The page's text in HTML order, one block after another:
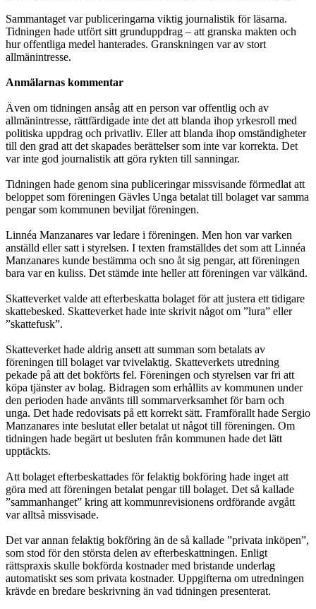
Sammantaget var publiceringarna viktig journalistik för läsarna.
Tidningen hade utfört sitt grunduppdrag – att granska makten och
hur offentliga medel hantera­des. Granskningen var av stort
allmänintresse.
Anmälarnas kommentar
Även om tidningen ansåg att en person var offentlig och av
allmänintresse, rätt­färdigade inte det att blanda ihop yrkesroll med
politiska uppdrag och privatliv. Eller att blanda ihop omständigheter
till den grad att det skapades berättelser som inte var korrekta. Det
var inte god journalistik att göra rykten till sanningar.
Tidningen hade genom sina publiceringar missvisande förmedlat att
beloppet som föreningen Gävles Unga betalat till bolaget var samma
pengar som kommu­nen beviljat föreningen.
Linnéa Manzanares var ledare i föreningen. Men hon var varken
anställd eller satt i styrelsen. I texten framställdes det som att Linnéa
Manzanares kunde be­stämma och sno åt sig pengar, att föreningen
bara var en kuliss. Det stämde inte heller att föreningen var välkänd.
Skatteverket valde att efterbeskatta bolaget för att justera ett tidigare
skatte­besked. Skatteverket hade inte skrivit något om ”lura” eller
”skattefusk”.
Skatteverket hade aldrig ansett att summan som betalats av
föreningen till bola­get var tvivelaktig. Skatteverkets utredning
pekade på att det bokförts fel. Före­ningen och styrelsen var fri att
köpa tjänster av bolag. Bidragen som erhållits av kommunen under
den perioden hade använts till sommarverksamhet för barn och
unga. Det hade redovisats på ett korrekt sätt. Framförallt hade Sergio
Manzanares inte beslutat eller betalat ut något till föreningen. Om
tidningen hade begärt ut besluten från kommunen hade det lätt
upptäckts.
Att bolaget efterbeskattades för felaktig bokföring hade inget att
göra med att föreningen betalat pengar till bolaget. Det så kallade
”sammanhanget” kring att kommunrevisionens ordförande avgått
var alltså missvisade.
Det var annan felaktig bokföring än de så kallade ”privata inköpen”,
som stod för den största delen av efterbeskattningen. Enligt
rättspraxis skulle bokförda kostna­der med bristande underlag
automatiskt ses som privata kostnader. Uppgifterna om utredningen
krävde en bredare beskrivning än vad tidningen presenterat.